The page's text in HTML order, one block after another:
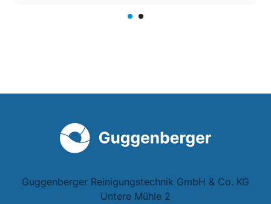
Guggenberger Reinigungstechnik GmbH & Co. KG
Untere Mühle 2